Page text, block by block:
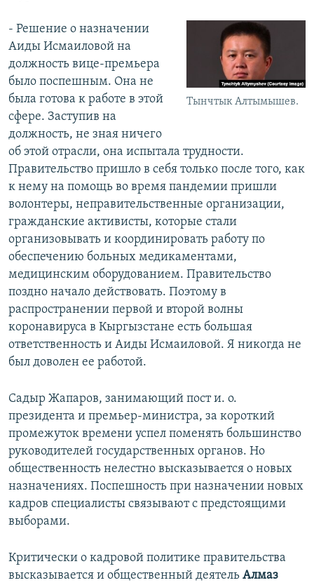
Тынчтык Алтымышев.
- Решение о назначении
Аиды Исмаиловой на
должность вице-премьера
было поспешным. Она не
была готова к работе в этой
сфере. Заступив на
должность, не зная ничего
об этой отрасли, она испытала трудности.
Правительство пришло в себя только после того, как
к нему на помощь во время пандемии пришли
волонтеры, неправительственные организации,
гражданские активисты, которые стали
организовывать и координировать работу по
обеспечению больных медикаментами,
медицинским оборудованием. Правительство
поздно начало действовать. Поэтому в
распространении первой и второй волны
коронавируса в Кыргызстане есть большая
ответственность и Аиды Исмаиловой. Я никогда не
был доволен ее работой.
Садыр Жапаров, занимающий пост и. о.
президента и премьер-министра, за короткий
промежуток времени успел поменять большинство
руководителей государственных органов. Но
общественность нелестно высказывается о новых
назначениях. Поспешность при назначении новых
кадров специалисты связывают с предстоящими
выборами.
Критически о кадровой политике правительства
высказывается и общественный деятель Алмаз